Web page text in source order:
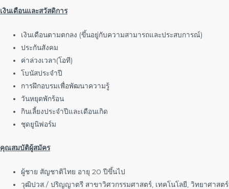
เงินเดือนและสวัสดิการ
เงินเดือนตามตกลง (ขึ้นอยู่กับความสามารถและประสบการณ์)
ประกันสังคม
ค่าล่วงเวลา(โอที)
โบนัสประจำปี
การฝึกอบรมเพื่อพัฒนาความรู้
วันหยุดพักร้อน
กินเลี้ยงประจำปีและเดือนเกิด
ชุดยูนิฟอร์ม
คุณสมบัติผู้สมัคร
ผู้ชาย สัญชาติไทย อายุ 20 ปีขึ้นไป
วุฒิปวส./ ปริญญาตรี สาขาวิศวกรรมศาสตร์, เทคโนโลยี, วิทยาศาสตร์